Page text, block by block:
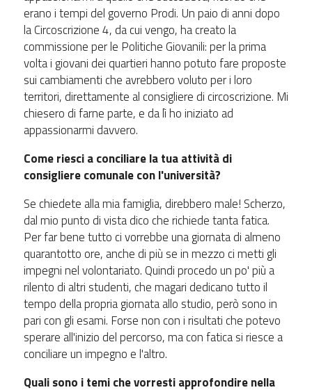
erano i tempi del governo Prodi. Un paio di anni dopo
la Circoscrizione 4, da cui vengo, ha creato la
commissione per le Politiche Giovanili: per la prima
volta i giovani dei quartieri hanno potuto fare proposte
sui cambiamenti che avrebbero voluto per i loro
territori, direttamente al consigliere di circoscrizione. Mi
chiesero di farne parte, e da lì ho iniziato ad
appassionarmi davvero.
Come riesci a conciliare la tua attività di
consigliere comunale con l'università?
Se chiedete alla mia famiglia, direbbero male! Scherzo,
dal mio punto di vista dico che richiede tanta fatica.
Per far bene tutto ci vorrebbe una giornata di almeno
quarantotto ore, anche di più se in mezzo ci metti gli
impegni nel volontariato. Quindi procedo un po' più a
rilento di altri studenti, che magari dedicano tutto il
tempo della propria giornata allo studio, però sono in
pari con gli esami. Forse non con i risultati che potevo
sperare all'inizio del percorso, ma con fatica si riesce a
conciliare un impegno e l'altro.
Quali sono i temi che vorresti approfondire nella